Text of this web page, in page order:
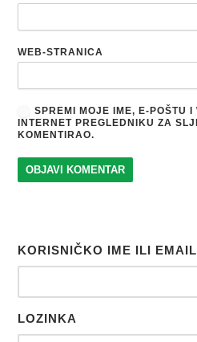
WEB-STRANICA
SPREMI MOJE IME, E-POŠTU
INTERNET PREGLEDNIKU ZA
KOMENTIRAO.
KORISNIČKO IME ILI EMAIL
LOZINKA